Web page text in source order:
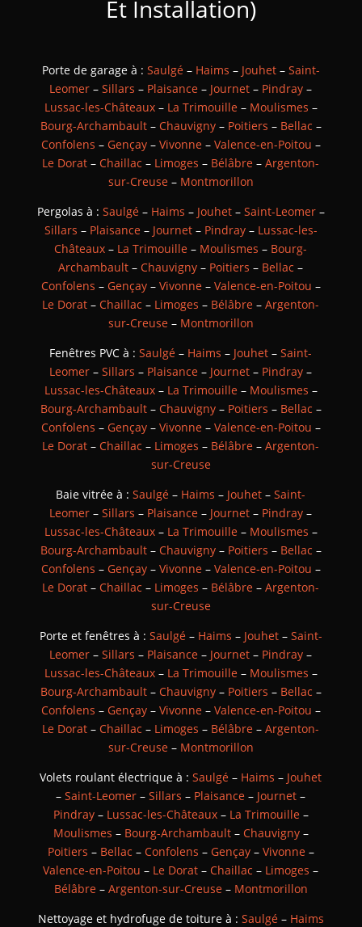
Et Installation)
Porte de garage à : Saulgé– Haims – Jouhet– Saint-
Leomer –Sillars – Plaisance – Journet – Pindray –
Lussac-les-Châteaux– La Trimouille– Moulismes –
Bourg-Archambault– Chauvigny– Poitiers – Bellac –
Confolens – Gençay– Vivonne– Valence-en-Poitou –
Le Dorat –Chaillac – Limoges – Bélâbre –Argenton-
sur-Creuse– Montmorillon
Pergolas à : Saulgé– Haims – Jouhet– Saint-Leomer–
Sillars – Plaisance– Journet– Pindray– Lussac-les-
Châteaux – La Trimouille – Moulismes – Bourg-
Archambault –Chauvigny – Poitiers – Bellac –
Confolens – Gençay– Vivonne– Valence-en-Poitou –
Le Dorat –Chaillac – Limoges – Bélâbre –Argenton-
sur-Creuse– Montmorillon
Fenêtres PVC à :Saulgé – Haims – Jouhet –Saint-
Leomer –Sillars – Plaisance – Journet – Pindray –
Lussac-les-Châteaux– La Trimouille– Moulismes –
Bourg-Archambault– Chauvigny– Poitiers – Bellac –
Confolens – Gençay– Vivonne– Valence-en-Poitou –
Le Dorat –Chaillac – Limoges – Bélâbre –Argenton-
sur-Creuse
Baie vitrée à :Saulgé – Haims – Jouhet –Saint-
Leomer –Sillars – Plaisance – Journet – Pindray –
Lussac-les-Châteaux– La Trimouille– Moulismes –
Bourg-Archambault– Chauvigny– Poitiers – Bellac –
Confolens – Gençay– Vivonne– Valence-en-Poitou –
Le Dorat –Chaillac – Limoges – Bélâbre –Argenton-
sur-Creuse
Porte et fenêtres à : Saulgé– Haims – Jouhet– Saint-
Leomer –Sillars – Plaisance – Journet – Pindray –
Lussac-les-Châteaux– La Trimouille– Moulismes –
Bourg-Archambault– Chauvigny– Poitiers – Bellac –
Confolens – Gençay– Vivonne– Valence-en-Poitou –
Le Dorat –Chaillac – Limoges – Bélâbre –Argenton-
sur-Creuse– Montmorillon
Volets roulant électrique à :Saulgé – Haims – Jouhet
–Saint-Leomer –Sillars – Plaisance – Journet –
Pindray– Lussac-les-Châteaux– La Trimouille–
Moulismes – Bourg-Archambault– Chauvigny–
Poitiers – Bellac – Confolens – Gençay– Vivonne–
Valence-en-Poitou – Le Dorat –Chaillac – Limoges –
Bélâbre– Argenton-sur-Creuse– Montmorillon
Nettoyage et hydrofuge de toiture à : Saulgé– Haims